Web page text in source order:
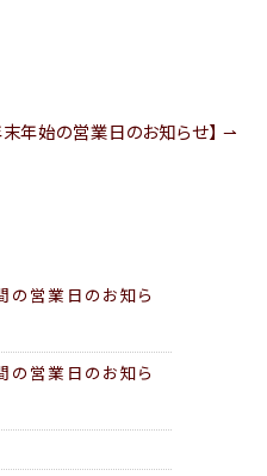
末年始の営業日のお知らせ】 ⇀
の営業日のお知ら
の営業日のお知ら